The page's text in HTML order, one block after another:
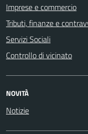
Imprese e commercio
Tributi, finanze e
Servizi Sociali
Controllo di vicinato
NOVITÀ
Notizie